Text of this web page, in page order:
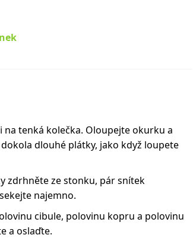
tenká kolečka. Oloupejte okurku a
dlouhé plátky, jako když loupete
zdrhněte ze stonku, pár snítek
najemno.
cibule, polovinu kopru a polovinu
a oslaďte.